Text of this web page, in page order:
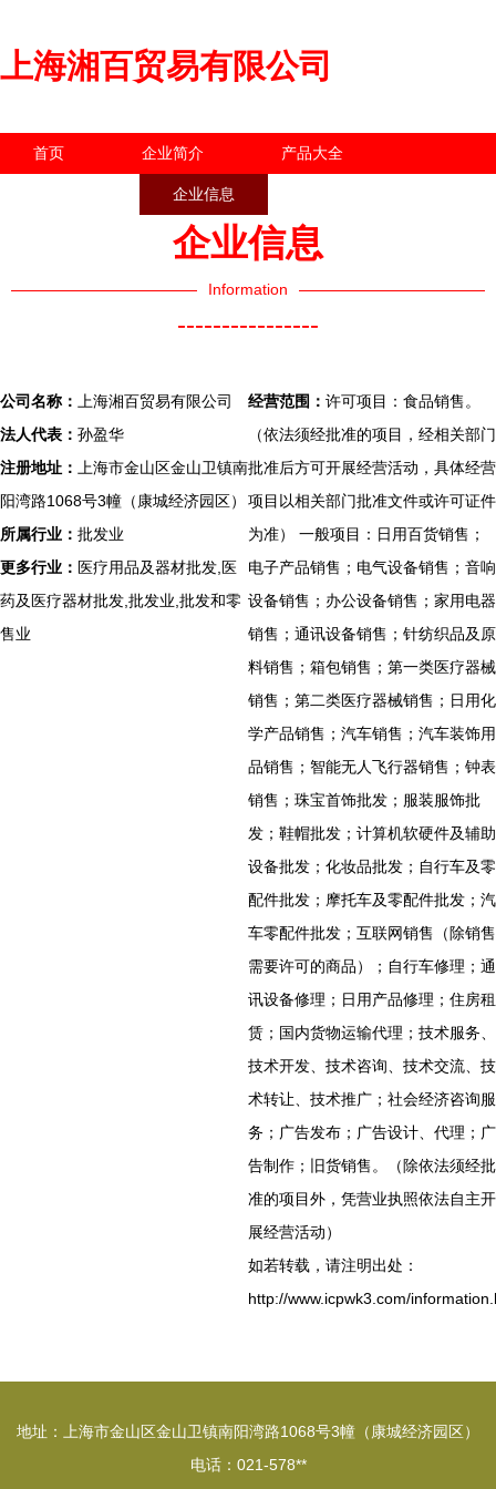
上海湘百贸易有限公司
首页 企业简介 产品大全
企业信息
企业信息
Information
----------------
公司名称：
上海湘百贸易有限公司
法人代表： 孙盈华
注册地址：
上海市金山区金山卫镇南
阳湾路1068号3幢（康城经济园区）
所属行业： 批发业
更多行业： 医疗用品及器材批发,医
药及医疗器材批发,批发业,批发和零
售业
经营范围： 许可项目：食品销售。
（依法须经批准的项目，经相关部门
批准后方可开展经营活动，具体经营
项目以相关部门批准文件或许可证件
为准） 一般项目：日用百货销售；
电子产品销售；电气设备销售；音响
设备销售；办公设备销售；家用电器
销售；通讯设备销售；针纺织品及原
料销售；箱包销售；第一类医疗器械
销售；第二类医疗器械销售；日用化
学产品销售；汽车销售；汽车装饰用
品销售；智能无人飞行器销售；钟表
销售；珠宝首饰批发；服装服饰批
发；鞋帽批发；计算机软硬件及辅助
设备批发；化妆品批发；自行车及零
配件批发；摩托车及零配件批发；汽
车零配件批发；互联网销售（除销售
需要许可的商品）；自行车修理；通
讯设备修理；日用产品修理；住房租
赁；国内货物运输代理；技术服务、
技术开发、技术咨询、技术交流、技
术转让、技术推广；社会经济咨询服
务；广告发布；广告设计、代理；广
告制作；旧货销售。（除依法须经批
准的项目外，凭营业执照依法自主开
展经营活动）
如若转载，请注明出处：
http://www.icpwk3.com/
地址：上海市金山区金山卫镇南阳湾路1068号3幢（康城经济园区）
电话：021-578**